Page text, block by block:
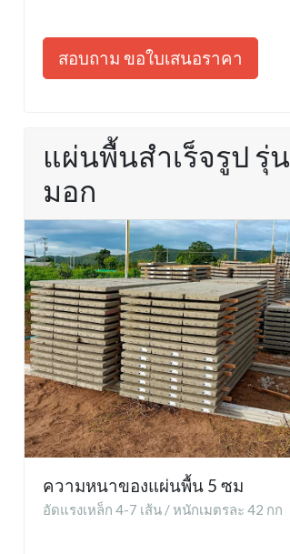
สอบถาม ขอใบเสนอราคา
แผ่นพื้นสำเร็จรูป รุ่น
มอก
ความหนาของแผ่นพื้น 5 ซม
อัดแรงเหล็ก 4-7 เส้น / หนักเมตรละ 42 กก